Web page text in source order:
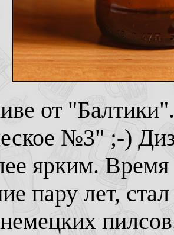
от
№3" ;-)
ярким.
пару лет,